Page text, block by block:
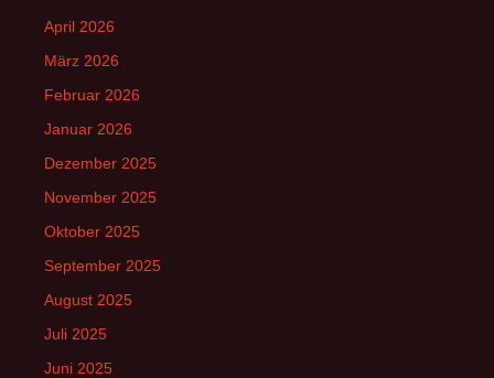
April 2026
März 2026
Februar 2026
Januar 2026
Dezember 2025
November 2025
Oktober 2025
September 2025
August 2025
Juli 2025
Juni 2025